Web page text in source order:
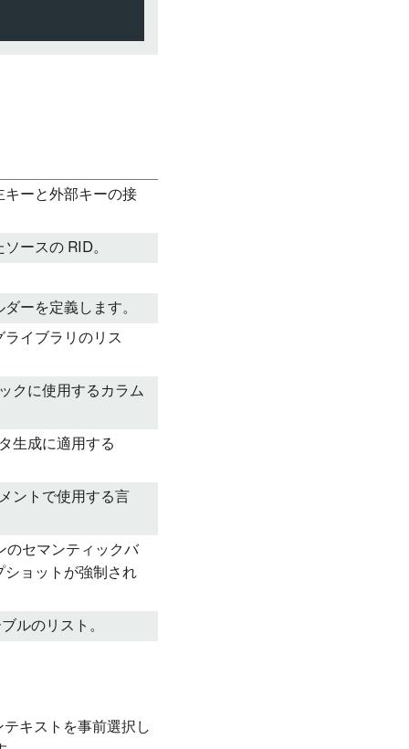
キーと外部キーの接
ースの RID。
ーを定義します。
イブラリのリス
クに使用するカラム
生成に適用する
ントで使用する言
のセマンティックバ
ショットが強制され
ルのリスト。
キストを事前選択し